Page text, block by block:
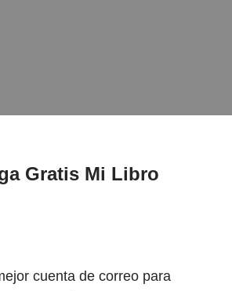
Gratis Mi Libro
cuenta de correo para